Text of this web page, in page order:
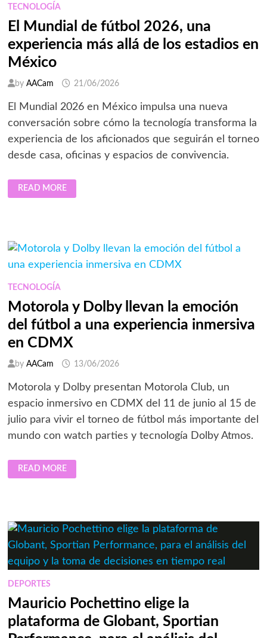
USUARIOS
DECLARA
INTERACTUAR
CON
PUBLICIDAD,
SEGÚN
COMSCORE
TECNOLOGÍA
El Mundial de fútbol 2026, una
experiencia más allá de los estadios en
México
by AACam 21/06/2026
El Mundial 2026 en México impulsa una nueva
conversación sobre cómo la tecnología transforma la
experiencia de los aficionados que seguirán el torneo
desde casa, oficinas y espacios de convivencia.
EL
MUNDIAL
DE
MÁS
ALLÁ
LOS
EN
MÉXICO
READ MORE
TECNOLOGÍA
Motorola y Dolby llevan la emoción
del fútbol a una experiencia inmersiva
en CDMX
by AACam 13/06/2026
Motorola y Dolby presentan Motorola Club, un
espacio inmersivo en CDMX del 11 de junio al 15 de
julio para vivir el torneo de fútbol más importante del
mundo con watch parties y tecnología Dolby Atmos.
MOTOROLA
Y
DOLBY
FÚTBOL
A
UNA
EXPERIENCIA
INMERSIVA
EN
READ MORE
DEPORTES
Mauricio Pochettino elige la
plataforma de Globant, Sportian